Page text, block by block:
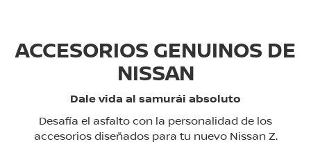
ACCESORIOS GENUINOS DE
NISSAN
Dale vida al samurái absoluto
Desafía el asfalto con la personalidad de los
accesorios diseñados para tu nuevo Nissan Z.